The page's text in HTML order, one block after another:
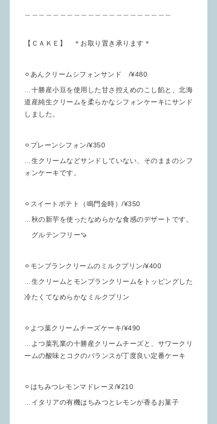
【ＣＡＫＥ】 ＊お取り置き承ります＊
⚪︎あんクリームシフォンサンド /¥480
…十勝産小豆を使用した甘さ控えめのこし餡と、北海
道産純生クリームを柔らかなシフォンケーキにサンド
しました。
⚪︎プレーンシフォン/¥350
…生クリームなどサンドしていない、そのままのシフ
ォンケーキです。
⚪︎スイートポテト（鳴門金時）/¥350
…秋の新芋を使ったなめらかな食感のデザートです。
グルテンフリー🍠
⚪︎モンブランクリームのミルクプリン/¥400
…生クリームとモンブランクリームをトッピングした
冷たくてなめらかなミルクプリン
⚪︎よつ葉クリームチーズケーキ/¥490
…よつ葉乳業の十勝産クリームチーズと、サワークリ
ームの酸味とコクのバランスが丁度良い定番ケーキ
⚪︎はちみつレモンマドレーヌ/¥210
…イタリアの有機はちみつとレモンが香るお菓子